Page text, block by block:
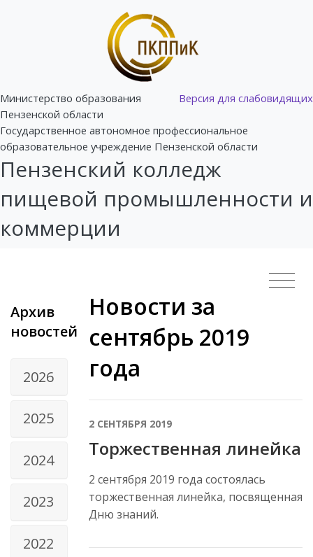
Версия для слабовидящих
Министерство образования
Пензенской области
Государственное автономное профессиональное
образовательное учреждение Пензенской области
Пензенский колледж
пищевой промышленности и
коммерции
Архив
новостей
2026
2025
2024
2023
2022
Новости за
сентябрь 2019
года
2 СЕНТЯБРЯ 2019
Торжественная линейка
2 сентября 2019 года состоялась
торжественная линейка, посвященная
Дню знаний.